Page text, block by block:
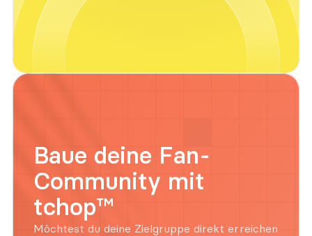
Baue deine Fan-
Community mit
tchop™
Möchtest du deine Zielgruppe direkt erreichen